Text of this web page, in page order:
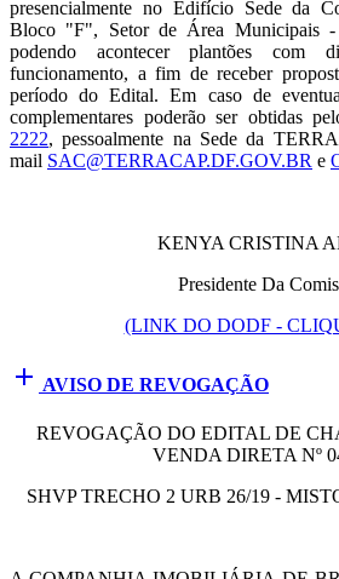
presencialmente no Edifício Sede da
Bloco "F", Setor de Área Municipais
podendo acontecer plantões com
funcionamento, a fim de receber
período do Edital. Em caso de
complementares poderão ser obtidas
2222, pessoalmente na Sede da
mail SAC@TERRACAP.DF.GOV.BR e
KENYA CRISTINA
Presidente Da
(LINK DO DODF -
add AVISO DE REVOGAÇÃO
REVOGAÇÃO DO EDITAL DE
VENDA DIRETA Nº
SHVP TRECHO 2 URB 26/19 -